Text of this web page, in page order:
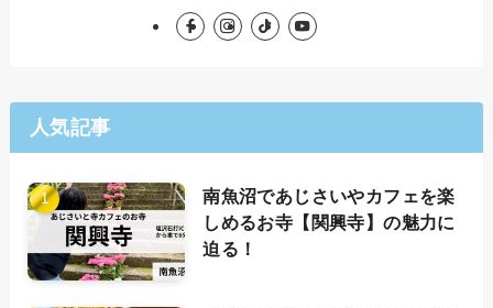
人気記事
南魚沼であじさいやカフェを楽
しめるお寺【関興寺】の魅力に
迫る！